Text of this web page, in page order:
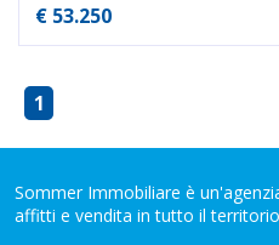
€ 53.250
1
Sommer Immobiliare è
affitti e vendita in tutto il